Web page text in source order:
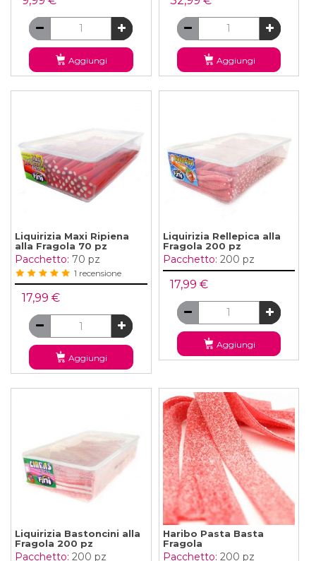
Aggiungi Aggiungi
Liquirizia Maxi Ripiena
alla Fragola 70 pz
Pacchetto: 70 pz
1 recensione
17,99 €
Aggiungi
Liquirizia Rellepica alla
Fragola 200 pz
Pacchetto: 200 pz
17,99 €
Aggiungi
Liquirizia Bastoncini alla
Fragola 200 pz
Pacchetto: 200 pz
Haribo Pasta Basta
Fragola
Pacchetto: 200 pz